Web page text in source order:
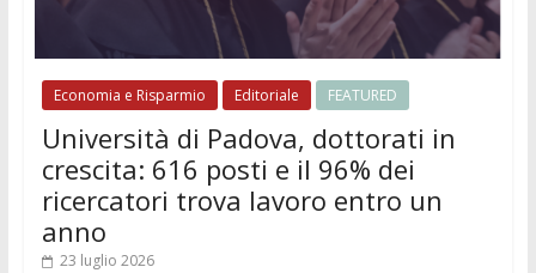
Economia e Risparmio Editoriale FEATURED
Università di Padova, dottorati in
crescita: 616 posti e il 96% dei
ricercatori trova lavoro entro un
anno
23 luglio 2026